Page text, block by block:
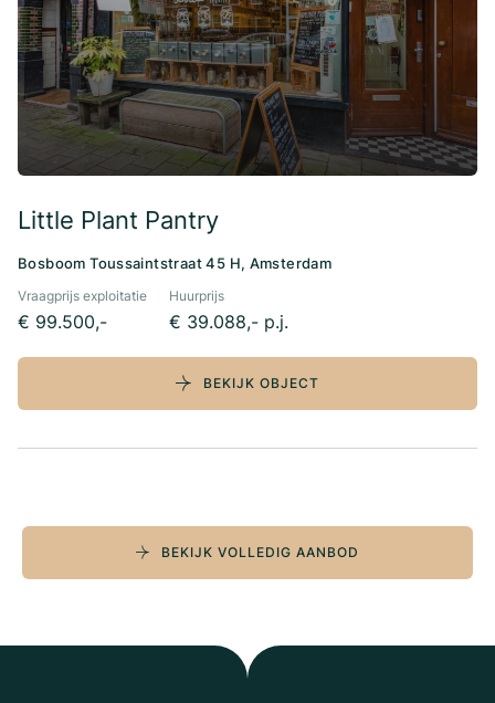
Little Plant Pantry
Bosboom Toussaintstraat 45 H, Amsterdam
Vraagprijs exploitatie
€ 99.500,-
Huurprijs
€ 39.088,- p.j.
BEKIJK OBJECT
BEKIJK VOLLEDIG AANBOD